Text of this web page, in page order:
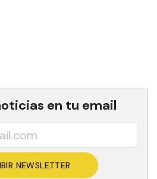
en tu email
NEWSLETTER